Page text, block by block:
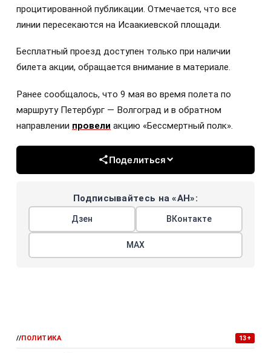
процитированной публикации. Отмечается, что все
линии пересекаются на Исаакиевской площади.
Бесплатный проезд доступен только при наличии
билета акции, обращается внимание в материале.
Ранее сообщалось, что 9 мая во время полета по
маршруту Петербург — Волгоград и в обратном
направлении провели акцию «Бессмертный полк».
Поделиться
Подписывайтесь на «АН»:
Дзен ВКонтакте
МАХ
//ПОЛИТИКА 13+